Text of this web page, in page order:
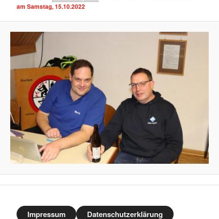
am Samstag, 15.10.2022
Impressum Datenschutzerklärung